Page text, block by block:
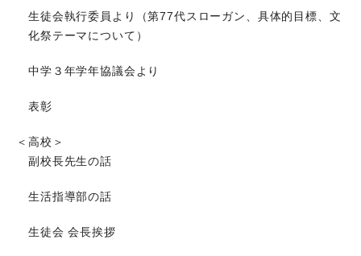
生徒会執行委員より（第77代スローガン、具体的目標、文
化祭テーマについて）
中学３年学年協議会より
表彰
＜高校＞
副校長先生の話
生活指導部の話
生徒会 会長挨拶